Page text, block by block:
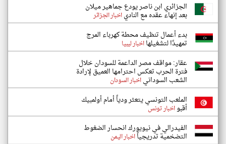
الجزائري ابن ناصر يودع جماهير ميلان
بعد إنهاء عقده مع النادياخبار الجزائر
بدء أعمال تنظيف محطة كهرباء المرج
تمهيدًا لتشغيلهااخبار ليبيا
عقار: مواقف مصر الداعمة للسودان خلال
فترة الحرب تعكس احترامها العميق لإرادة
الشعب السودانياخبار السودان
الملعب التونسي يتعثر ودياً أمام أولمبيك
أقبواخبار تونس
الفيدرالي في نيويورك انحسار الضغوط
التضخمية تدريجياًاخبار اليمن